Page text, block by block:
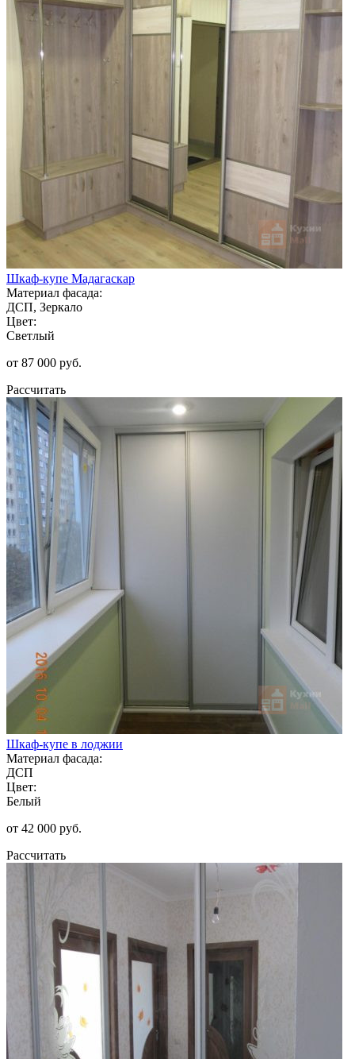
Шкаф-купе Мадагаскар
Материал фасада:
ДСП, Зеркало
Цвет:
Светлый
от 87 000 руб.
Рассчитать
Шкаф-купе в лоджии
Материал фасада:
ДСП
Цвет:
Белый
от 42 000 руб.
Рассчитать